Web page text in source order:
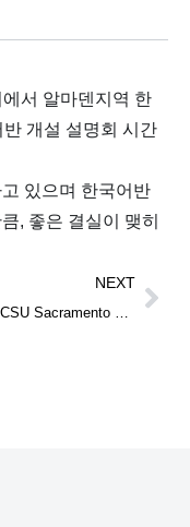
서 알마덴지역 한
개설 설명회 시간
있으며 한국어반
, 좋은 결실이 맺히
NEXT
TaLK at CSU Sacramento Educator Expo (04/23/2014)